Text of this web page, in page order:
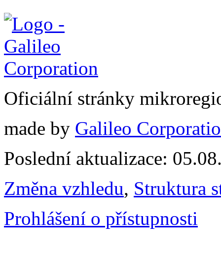
Oficiální stránky
made by Galileo
Poslední aktualizace:
Změna vzhledu, Struktura
Prohlášení o přístupnosti